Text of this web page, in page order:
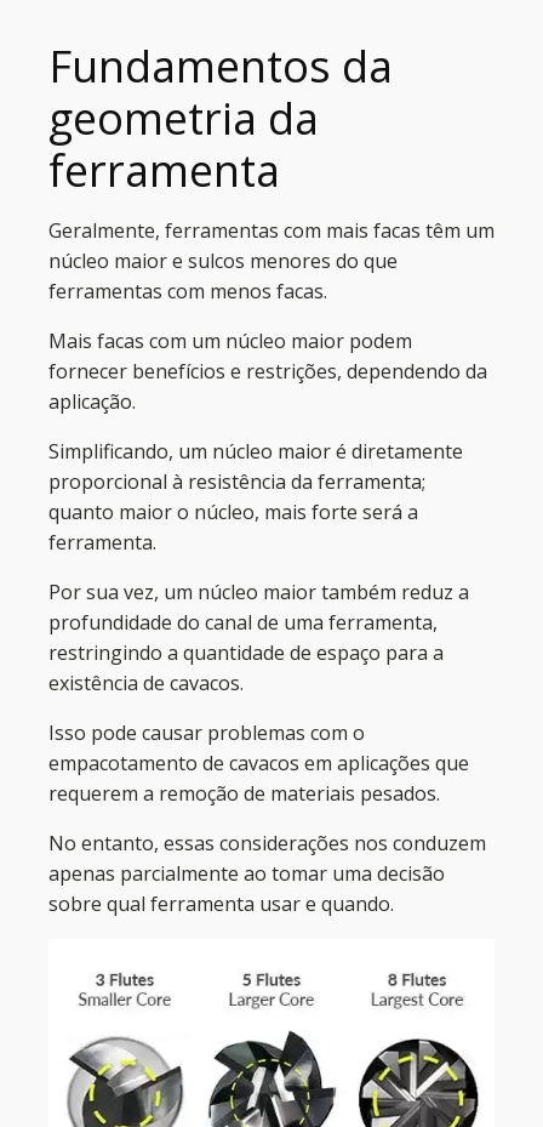
Fundamentos da
geometria da
ferramenta
Geralmente, ferramentas com mais facas têm um
núcleo maior e sulcos menores do que
ferramentas com menos facas.
Mais facas com um núcleo maior podem
fornecer benefícios e restrições, dependendo da
aplicação.
Simplificando, um núcleo maior é diretamente
proporcional à resistência da ferramenta;
quanto maior o núcleo, mais forte será a
ferramenta.
Por sua vez, um núcleo maior também reduz a
profundidade do canal de uma ferramenta,
restringindo a quantidade de espaço para a
existência de cavacos.
Isso pode causar problemas com o
empacotamento de cavacos em aplicações que
requerem a remoção de materiais pesados.
No entanto, essas considerações nos conduzem
apenas parcialmente ao tomar uma decisão
sobre qual ferramenta usar e quando.